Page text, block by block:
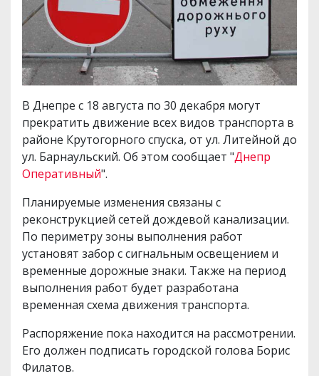
В Днепре с 18 августа по 30 декабря могут
прекратить движение всех видов транспорта в
районе Крутогорного спуска, от ул. Литейной до
ул. Барнаульский. Об этом сообщает "Днепр
Оперативный".
Планируемые изменения связаны с
реконструкцией сетей дождевой канализации.
По периметру зоны выполнения работ
установят забор с сигнальным освещением и
временные дорожные знаки. Также на период
выполнения работ будет разработана
временная схема движения транспорта.
Распоряжение пока находится на рассмотрении.
Его должен подписать городской голова Борис
Филатов.